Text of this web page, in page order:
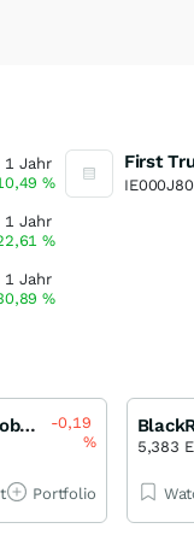
1 Jahr
%
1 Jahr
%
1 Jahr
%
iShares Global Infrastructure UCITS ETF
-0,19
%
Portfolio
5,383